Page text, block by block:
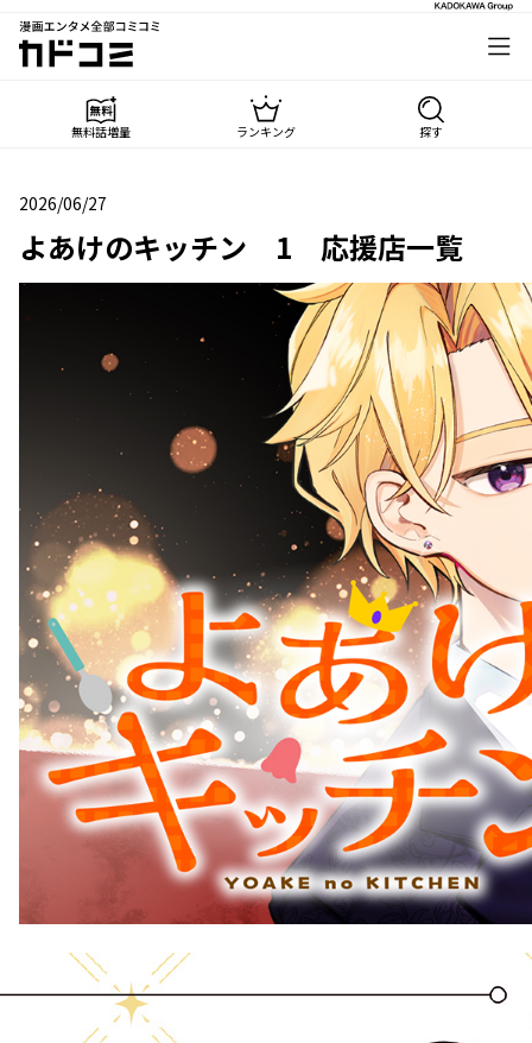
漫画エンタメ全部コミコミ
カドコミ
無料話増量 ランキング 探す
2026/06/27
2026年06月27日
よあけのキッチン 1 応援店一覧